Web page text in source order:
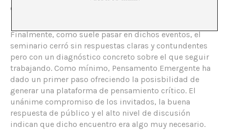
con la realidad artística contemporánea.
Finalmente, como suele pasar en dichos eventos, el
seminario cerró sin respuestas claras y contundentes
pero con un diagnóstico concreto sobre el que seguir
trabajando. Como mínimo, Pensamento Emergente ha
dado un primer paso ofreciendo la posisbilidad de
generar una plataforma de pensamiento crítico. El
unánime compromiso de los invitados, la buena
respuesta de público y el alto nivel de discusión
indican que dicho encuentro era algo muy necesario.